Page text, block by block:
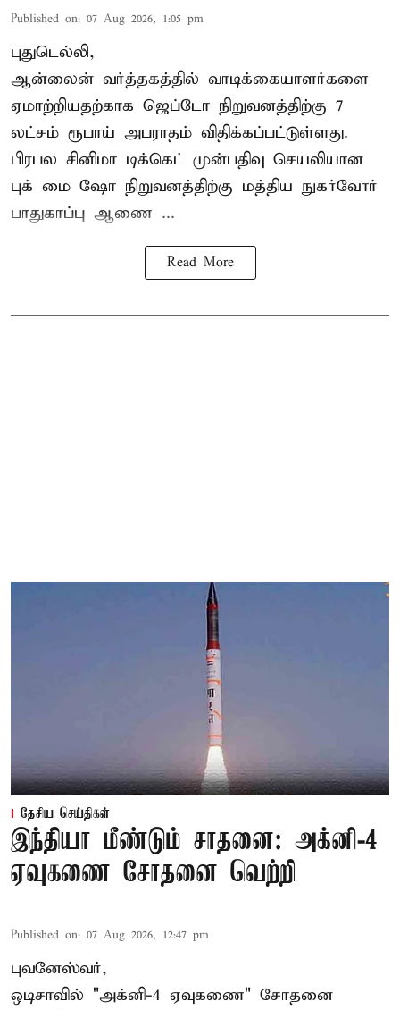
Published on: 07 Aug 2026, 1:05 pm
புதுடெல்லி,
ஆன்லைன் வர்த்தகத்தில் வாடிக்கையாளர்களை
ஏமாற்றியதற்காக ஜெப்டோ நிறுவனத்திற்கு 7
லட்சம் ரூபாய் அபராதம் விதிக்கப்பட்டுள்ளது.
பிரபல சினிமா டிக்கெட் முன்பதிவு செயலியான
புக் மை ஷோ நிறுவனத்திற்கு மத்திய நுகர்வோர்
பாதுகாப்பு ஆணை ...
Read More
தேசிய செய்திகள்
இந்தியா மீண்டும் சாதனை: அக்னி-4
ஏவுகணை சோதனை வெற்றி
Published on: 07 Aug 2026, 12:47 pm
புவனேஸ்வர்,
ஒடிசாவில் "அக்னி-4 ஏவுகணை" சோதனை